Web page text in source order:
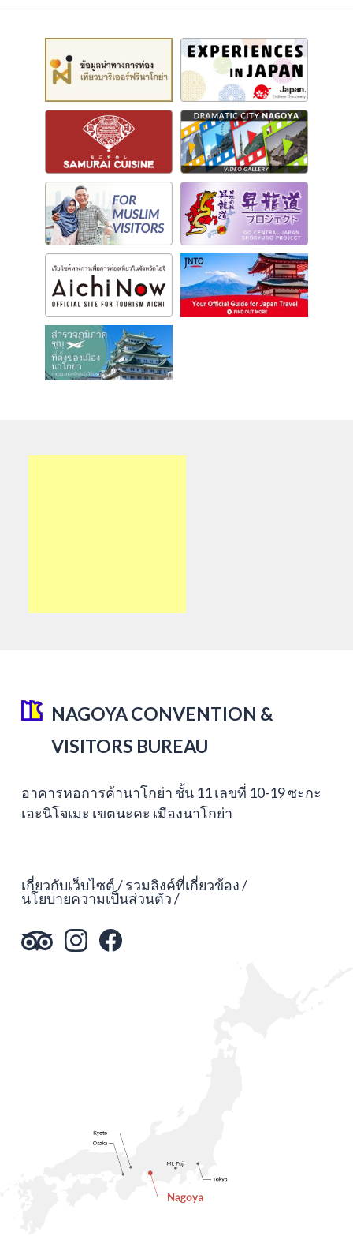
NAGOYA CONVENTION &
VISITORS BUREAU
อาคารหอการค้านาโกย่า ชั้น 11 เลขที่ 10-19 ซะกะ
เอะนิโจเมะ เขตนะคะ เมืองนาโกย่า
เกี่ยวกับเว็บไซต์ รวมลิงค์ที่เกี่ยวข้อง
นโยบายความเป็นส่วนตัว